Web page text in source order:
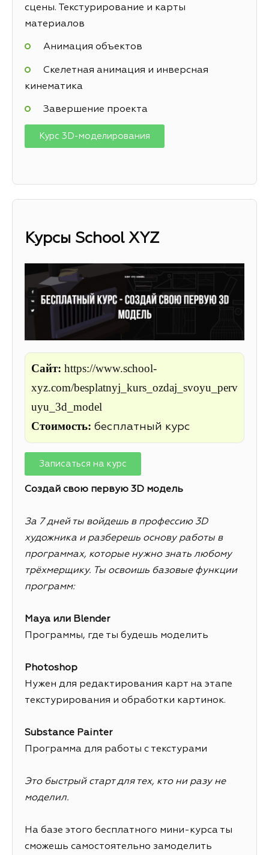
сцены. Текстурирование и карты
материалов
Анимация объектов
Скелетная анимация и инверсная
кинематика
Завершение проекта
Курс 3D-моделирования
Курсы School XYZ
Сайт: https://www.school-
xyz.com/besplatnyj_kurs_ozdaj_svoyu_perv
uyu_3d_model
Стоимость: бесплатный курс
Записаться на курс
Создай свою первую 3D модель
За 7 дней ты войдешь в профессию 3D
художника и разберешь основу работы в
программах, которые нужно знать любому
трёхмерщику. Ты освоишь базовые функции
программ:
Maya или Blender
Программы, где ты будешь моделить
Photoshop
Нужен для редактирования карт на этапе
текстурирования и обработки картинок.
Substance Painter
Программа для работы с текстурами
Это быстрый старт для тех, кто ни разу не
моделил.
На базе этого бесплатного мини-курса ты
сможешь самостоятельно замоделить